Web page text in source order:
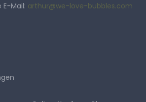
rubinrote Farbe des Champagners
Brillanz besticht. Die
von Chardonnay, Meunier und
mit einer Dosage von 8 gr/l,
Champagner-Balance zwischen
Eine rosige Symphonie, die alle
E-Mail: arthur@we-love-bubbles.com